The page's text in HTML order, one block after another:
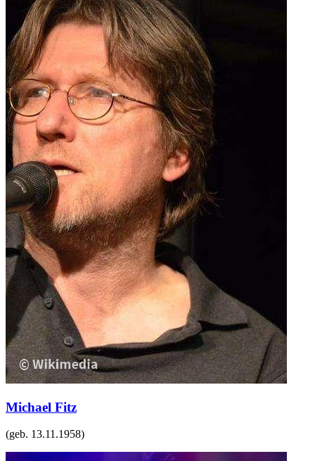
Michael Fitz
(geb. 13.11.1958)